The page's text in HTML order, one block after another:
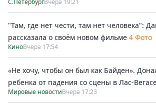
С.ПетербургВчера 19:21
"Там, где нет чести, там нет человека":
рассказала о своём новом фильме 4 Фото
КиноВчера 17:54
«Не хочу, чтобы он был как Байден».
ребенка от падения со сцены в Лас-
Мировые новостиВчера 17:23